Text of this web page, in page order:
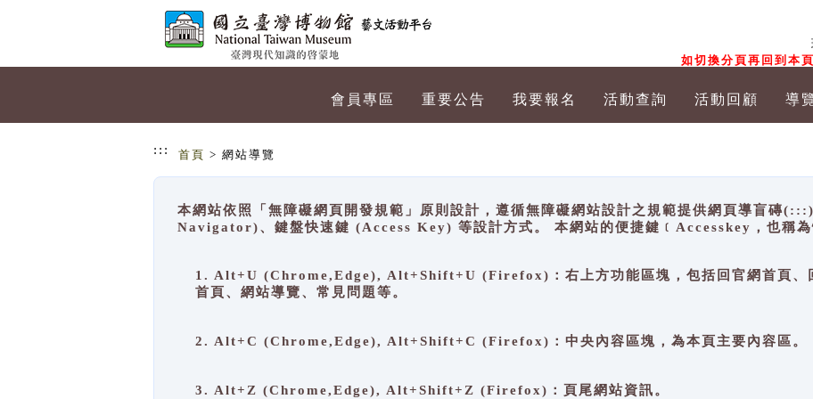
如切換分頁再回到本
會員專區 重要公告 我要報名 活動查詢 活動回顧 導
::: 首頁 > 網站導覽
本網站依照「無障礙網頁開發規範」原則設計，遵循無障礙網站設計之規範提供網頁導盲磚
Navigator)、鍵盤快速鍵 (Access Key) 等設計方式。 本網站的便捷鍵﹝Accesskey，也稱為
1. Alt+U (Chrome,Edge), Alt+Shift+U (Firefox)：右上方功能區塊，包括回官網首頁、
首頁、網站導覽、常見問題等。
2. Alt+C (Chrome,Edge), Alt+Shift+C (Firefox)：中央內容區塊，為本頁主要內容區。
3. Alt+Z (Chrome,Edge), Alt+Shift+Z (Firefox)：頁尾網站資訊。